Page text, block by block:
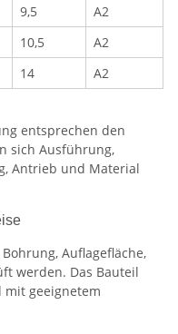
9,5
A2
10,5
A2
14 A2
entsprechen den
sich Ausführung,
Antrieb und Material
Auflagefläche,
werden. Das Bauteil
geeignetem